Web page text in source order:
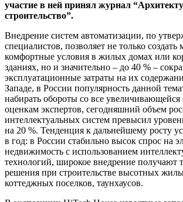
участие в ней принял журнал
строительство”.
Внедрение систем автоматизации, по
специалистов, позволяет не только создать
комфортные условия в жилых домах или
зданиях, но и значительно – до 40 % –
эксплуатационные затраты на их
Западе, в России популярность данной
набирать обороты со все
оценкам экспертов, сегодняшний объем
интеллектуальных систем превысил
на 20 %. Тенденция к дальнейшему росту
в год: в России стабильно высок спрос на
недвижимость с использованием
технологий, широкое внедрение получают
решения при строительстве высотных
коттеджных поселков, таунхаусов.